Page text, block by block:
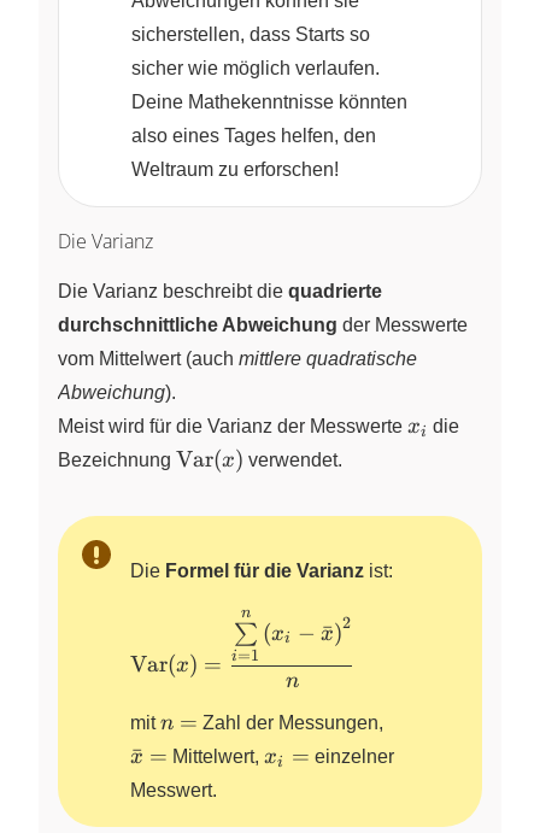
sicherstellen, dass Starts so
sicher wie möglich verlaufen.
Deine Mathekenntnisse könnten
also eines Tages helfen, den
Weltraum zu erforschen!
Die Varianz
Die Varianz beschreibt die quadrierte
durchschnittliche Abweichung der Messwerte
vom Mittelwert (auch mittlere quadratische
Abweichung).
Meist wird für die Varianz der Messwerte x_i
xi die
Bezeichnung \text{Var}
Var(x) verwendet.
Die Formel für die Varianz ist:
\text{Var}(x) =
\dfrac{\sum\limits_{i
= 1}^{n} {(x_i -
Var(x) =
n
i=1
∑
n
(xi − x
ˉ)2
mitn
=
n = Zahl der Messungen,
=
x
ˉ = Mittelwert,x_{i}
xi = einzelner
Messwert.